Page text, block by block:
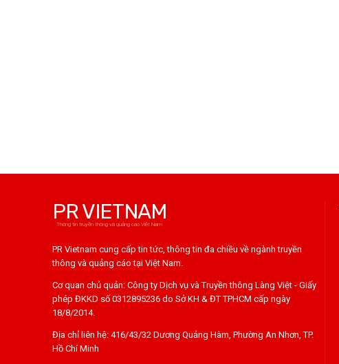
PR VIETNAM
Thông tin truyền thông và quảng cáo Việt Nam
PR Vietnam cung cấp tin tức, thông tin đa chiều về ngành truyền
thông và quảng cáo tại Việt Nam.
Cơ quan chủ quản: Công ty Dịch vụ và Truyền thông Làng Việt - Giấy
phép ĐKKD số 0312895236 do Sở KH & ĐT TPHCM cấp ngày
18/8/2014.
Địa chỉ liên hệ: 416/43/32 Dương Quảng Hàm, Phường An Nhơn, TP.
Hồ Chí Minh